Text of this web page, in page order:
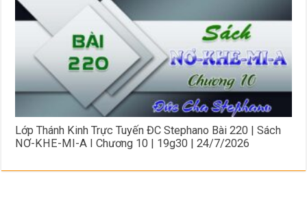
Lớp Thánh Kinh Trực Tuyến ĐC Stephano Bài 220 | Sách
NƠ-KHE-MI-A I Chương 10 | 19g30 | 24/7/2026